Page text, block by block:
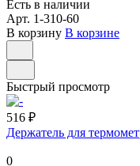
Есть в наличии
Арт. 1-310-60
В корзину В корзине
Быстрый просмотр
516 ₽
Держатель для
0